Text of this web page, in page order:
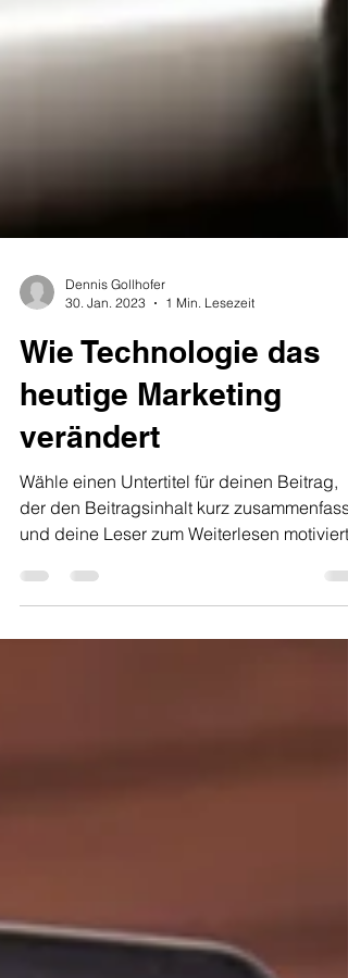
Dennis Gollhofer
30. Jan. 2023
1 Min. Lesezeit
Wie Technologie das
heutige Marketing
verändert
Wähle einen Untertitel für deinen Beitrag,
der den Beitragsinhalt kurz zusammenfasst